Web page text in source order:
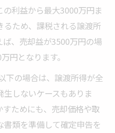
利益から最大3000万円ま
ため、課税される譲渡所
、売却益が3500万円の場
円となります。
下の場合は、譲渡所得が全
しないケースもありま
ためにも、売却価格や取
類を準備して確定申告を